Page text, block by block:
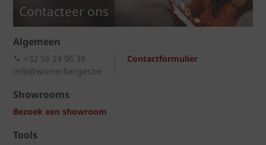
Contacteer ons
Algemeen
Contactformulier
+32 56 24 96 38
info@wienerberger.be
Showrooms
Bezoek een showroom
Tools